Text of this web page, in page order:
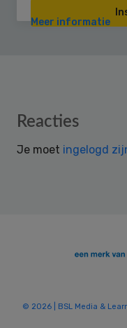
Meer informatie
Reader
Reacties
Je moet ingelogd
© 2026 | BSL Media &